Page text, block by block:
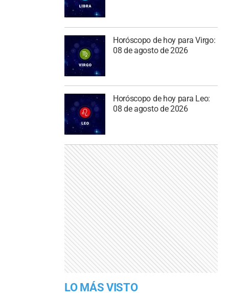
Horóscopo de hoy para Virgo:
08 de agosto de 2026
Horóscopo de hoy para Leo:
08 de agosto de 2026
LO MÁS VISTO